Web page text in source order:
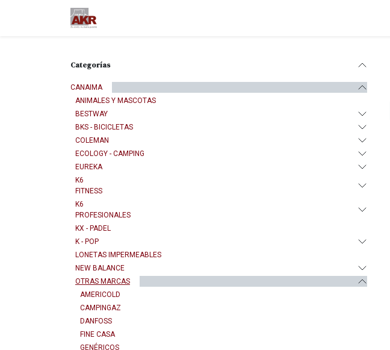
Categorías
CANAIMA
ANIMALES Y MASCOTAS
BESTWAY
BKS - BICICLETAS
COLEMAN
ECOLOGY - CAMPING
EUREKA
K6
FITNESS
K6
PROFESIONALES
KX - PADEL
K - POP
LONETAS IMPERMEABLES
NEW BALANCE
OTRAS MARCAS
AMERICOLD
CAMPINGAZ
DANFOSS
FINE CASA
GENÉRICOS